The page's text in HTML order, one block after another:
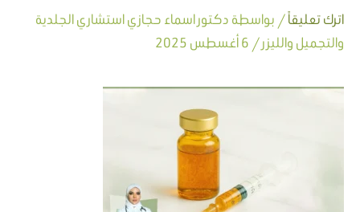
اترك تعليقاً/ بواسطة دكتور اسماء حجازي استشاري الجلدية
والتجميل والليزر/ 6 أغسطس 2025